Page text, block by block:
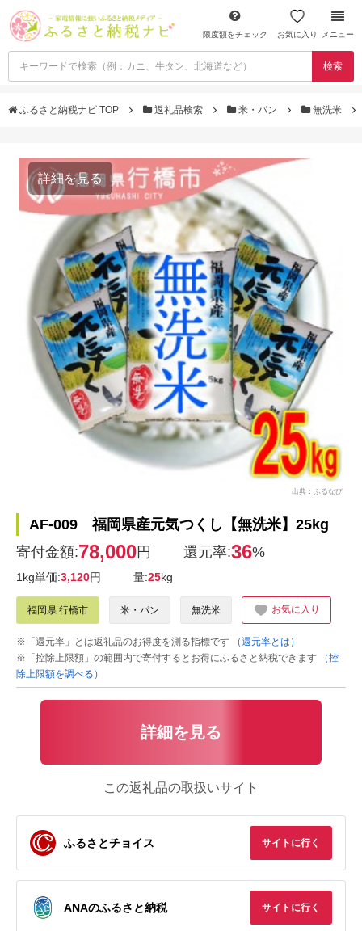
限度額をチェック お気に入り メニュー
検索
ふるさと納税ナビ TOP 返礼品検索 米・パン 無洗米
詳細を見る
出典：ふるなび
AF-009 福岡県産元気つくし【無洗米】25kg
寄付金額:78,000円 還元率:36%
1kg単価:3,120円 量:25kg
福岡県 行橋市 米・パン 無洗米 お気に入り
※「還元率」とは返礼品のお得度を測る指標です
（還元率とは）
※「控除上限額」の範囲内で寄付するとお得にふるさと納税できます
（控
除上限額を調べる）
詳細を見る
この返礼品の取扱いサイト
ふるさとチョイス サイトに行く
ANAのふるさと納税 サイトに行く